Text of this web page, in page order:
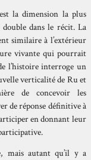
la dimension la plus
dans le récit. La
similaire à l’extérieur
vivante qui pourrait
l’histoire interroge un
verticalité de Ru et
de concevoir les
de réponse définitive à
en donnant leur
mais autant qu’il y a